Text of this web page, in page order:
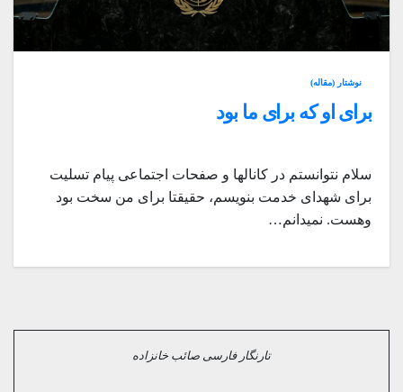
نوشتار (مقاله)
برای او که برای ما بود
سلام نتوانستم در کانالها و صفحات اجتماعی پیام تسلیت
برای شهدای خدمت بنویسم، حقیقتا برای من سخت بود
وهست. نمیدانم…
تارنگار فارسی صائب خانزاده